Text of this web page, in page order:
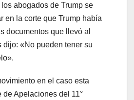
abogados de Trump se
en la corte que Trump había
documentos que llevó al
dijo: «No pueden tener su
en el caso esta
de Apelaciones del 11°